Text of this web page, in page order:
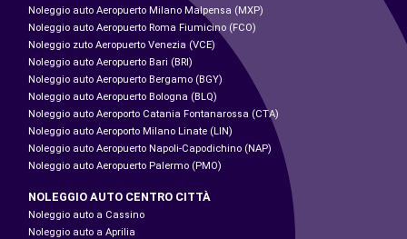
Noleggio auto Aeropuerto Milano Malpensa (MXP)
Noleggio auto Aeropuerto Roma Fiumicino (FCO)
Noleggio zuto Aeropuerto Venezia (VCE)
Noleggio auto Aeropuerto Bari (BRI)
Noleggio auto Aeropuerto Bergamo (BGY)
Noleggio auto Aeropuerto Bologna (BLQ)
Noleggio auto Aeroporto Catania Fontanarossa (CTA)
Noleggio auto Aeroporto Milano Linate (LIN)
Noleggio auto Aeropuerto Napoli-Capodichino (NAP)
Noleggio auto Aeropuerto Palermo (PMO)
NOLEGGIO AUTO CENTRO CITTÀ
Noleggio auto a Cassino
Noleggio auto a Aprilia